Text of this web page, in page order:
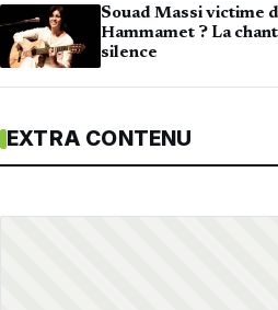
Souad Massi victime
Hammamet ? La
silence
EXTRA CONTENU